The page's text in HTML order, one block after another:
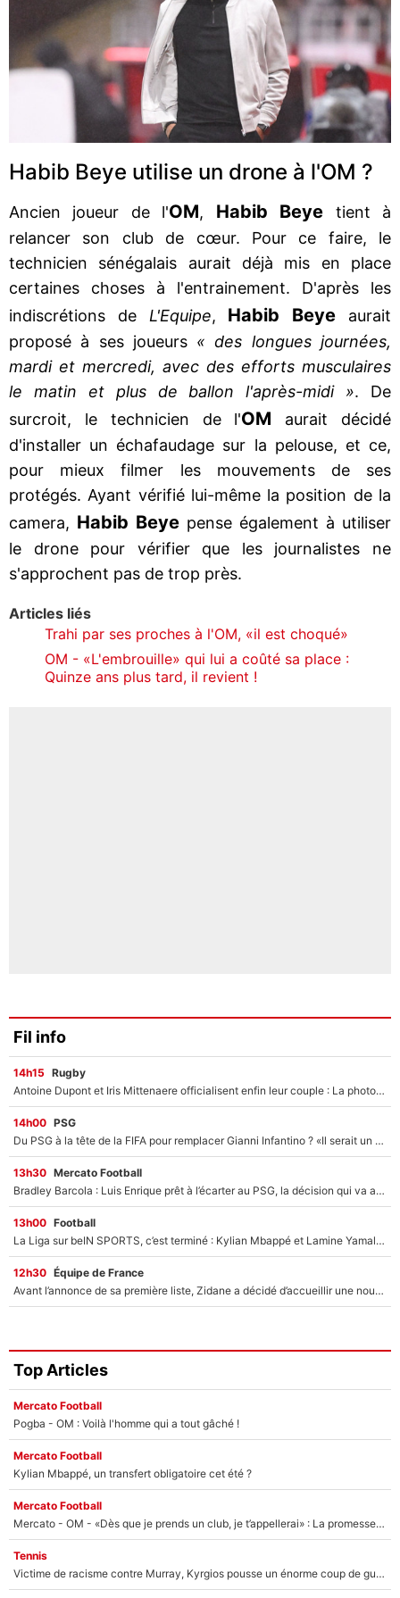
Habib Beye utilise un drone à l'OM ?
Ancien joueur de l'OM, Habib Beye tient à
relancer son club de cœur. Pour ce faire, le
technicien sénégalais aurait déjà mis en place
certaines choses à l'entrainement. D'après les
indiscrétions de L'Equipe, Habib Beye
aurait
proposé à ses joueurs « des longues journées,
mardi et mercredi, avec des efforts musculaires
le matin et plus de ballon l'après-midi ». De
surcroit, le technicien de l'OM aurait décidé
d'installer un échafaudage sur la pelouse, et ce,
pour mieux filmer les mouvements de ses
protégés. Ayant vérifié lui-même la position de la
camera, Habib Beye pense également à utiliser
le drone pour vérifier que les journalistes ne
s'approchent pas de trop près.
Articles liés
Trahi par ses proches à l'OM, «il est choqué»
OM - «L'embrouille» qui lui a coûté sa place :
Quinze ans plus tard, il revient !
Fil info
14h15 Rugby
Antoine Dupont et Iris Mittenaere officialisent enfin leur couple : La photo qui enflamme les réseaux sociaux
14h00 PSG
Du PSG à la tête de la FIFA pour remplacer Gianni Infantino ? «Il serait un mauvais président», le patron de la Liga s'attaque à Nasser Al-Khelaïfi !
13h30 Mercato Football
Bradley Barcola : Luis Enrique prêt à l’écarter au PSG, la décision qui va accélérer son transfert à Liverpool ?
13h00 Football
La Liga sur beIN SPORTS, c’est terminé : Kylian Mbappé et Lamine Yamal changent de chaîne, «le moment était venu d'ouvrir un nouveau chapitre»
12h30 Équipe de France
Avant l’annonce de sa première liste, Zidane a décidé d’accueillir une nouvelle tête en équipe de France
Top Articles
Mercato Football
Pogba - OM : Voilà l'homme qui a tout gâché !
Mercato Football
Kylian Mbappé, un transfert obligatoire cet été ?
Mercato Football
Mercato - OM - «Dès que je prends un club, je t’appellerai» : La promesse de Marcelino au moment de claquer la porte
Tennis
Victime de racisme contre Murray, Kyrgios pousse un énorme coup de gueule !